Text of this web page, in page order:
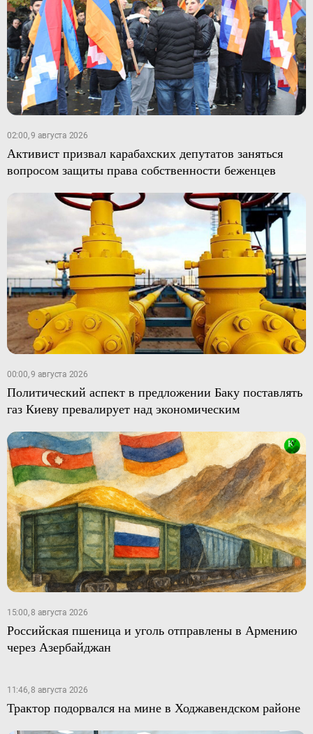
02:00, 9 августа 2026
Активист призвал карабахских депутатов заняться
вопросом защиты права собственности беженцев
00:00, 9 августа 2026
Политический аспект в предложении Баку поставлять
газ Киеву превалирует над экономическим
15:00, 8 августа 2026
Российская пшеница и уголь отправлены в Армению
через Азербайджан
11:46, 8 августа 2026
Трактор подорвался на мине в Ходжавендском районе